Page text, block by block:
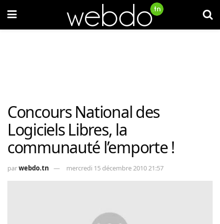
Concours National des
Logiciels Libres, la
communauté l’emporte !
parwebdo.tn mercredi 15 décembre 2010 21:57